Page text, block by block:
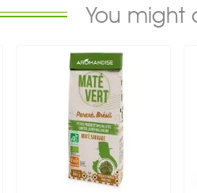
You might